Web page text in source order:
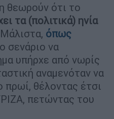
θεωρούν ότι το
τα (πολιτικά) ηνία
όπως
σενάριο να
υπήρχε από νωρίς
αναμενόταν να
πρωί, θέλοντας έτσι
πετώντας του